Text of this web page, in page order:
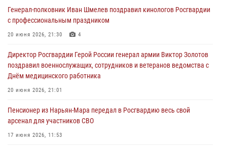
Генерал-полковник Иван Шмелев поздравил кинологов Росгвардии
с профессиональным праздником
20 июня 2026, 21:30 4
Директор Росгвардии Герой России генерал армии Виктор Золотов
поздравил военнослужащих, сотрудников и ветеранов ведомства с
Днём медицинского работника
20 июня 2026, 21:01
Пенсионер из Нарьян-Мара передал в Росгвардию весь свой
арсенал для участников СВО
17 июня 2026, 11:53